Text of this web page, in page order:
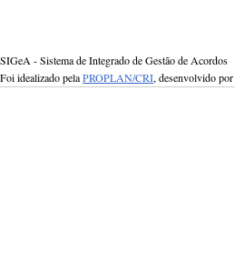
SIGeA - Sistema de Integrado de Gestão de Acordos
Foi idealizado pelaPROPLAN/CRI, desenvolvido por